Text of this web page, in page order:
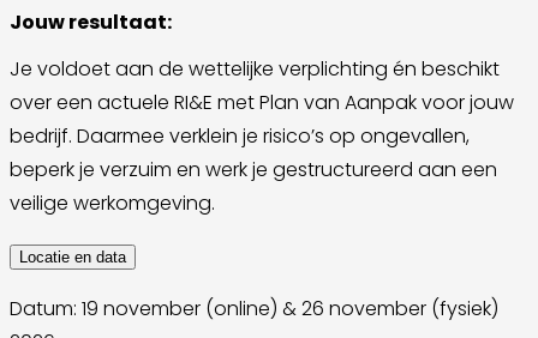
Jouw resultaat:
Je voldoet aan de wettelijke verplichting én beschikt
over een actuele RI&E met Plan van Aanpak voor jouw
bedrijf. Daarmee verklein je risico’s op ongevallen,
beperk je verzuim en werk je gestructureerd aan een
veilige werkomgeving.
Locatie en data
Datum: 19 november (online) & 26 november (fysiek)